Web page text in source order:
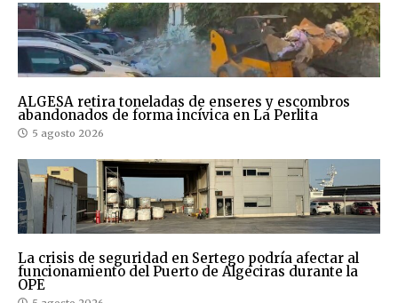
ALGESA retira toneladas de enseres y escombros
abandonados de forma incívica en La Perlita
5 agosto 2026
La crisis de seguridad en Sertego podría afectar al
funcionamiento del Puerto de Algeciras durante la
OPE